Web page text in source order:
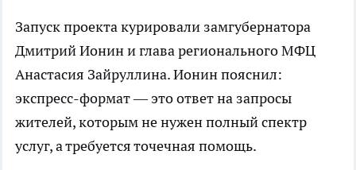
Запуск проекта курировали замгубернатора
Дмитрий Ионин и глава регионального МФЦ
Анастасия Зайруллина. Ионин пояснил:
экспресс-формат — это ответ на запросы
жителей, которым не нужен полный спектр
услуг, а требуется точечная помощь.